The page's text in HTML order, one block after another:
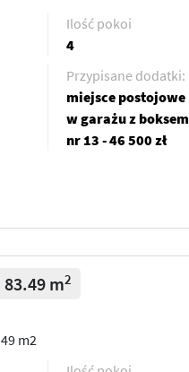
Ilość pokoi
4
Przypisane dodatki:
miejsce postojowe
w garażu z boksem
nr 13 - 46 500 zł
83.49 m2